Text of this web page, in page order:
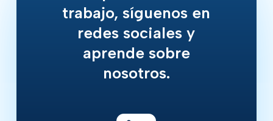
trabajo, síguenos en
redes sociales y
aprende sobre
nosotros.